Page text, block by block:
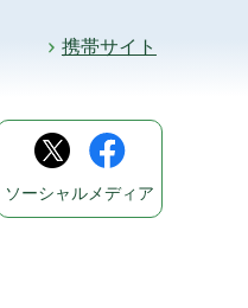
携帯サイト
ソーシャルメディア